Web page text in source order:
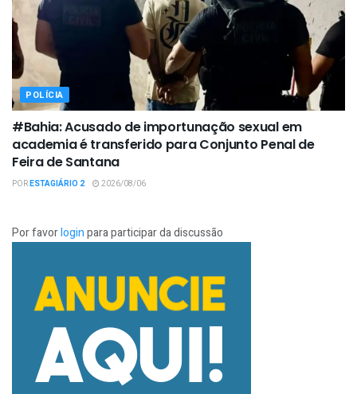
POLÍCIA
#Bahia: Acusado de importunação sexual em
academia é transferido para Conjunto Penal de
Feira de Santana
PORESTAGIÁRIO 2 2026/08/06
Por favorloginpara participar da discussão